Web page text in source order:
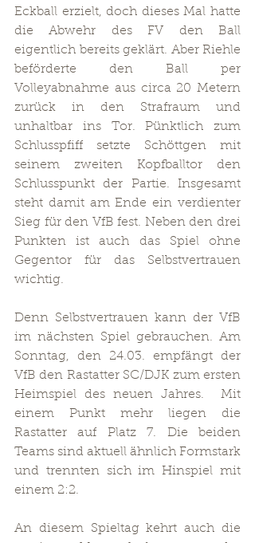
Eckball erzielt, doch dieses Mal hatte
die Abwehr des FV den Ball
eigentlich bereits geklärt. Aber Riehle
beförderte den Ball per
Volleyabnahme aus circa 20 Metern
zurück in den Strafraum und
unhaltbar ins Tor. Pünktlich zum
Schlusspfiff setzte Schöttgen mit
seinem zweiten Kopfballtor den
Schlusspunkt der Partie. Insgesamt
steht damit am Ende ein verdienter
Sieg für den VfB fest. Neben den drei
Punkten ist auch das Spiel ohne
Gegentor für das Selbstvertrauen
wichtig.
Denn Selbstvertrauen kann der VfB
im nächsten Spiel gebrauchen. Am
Sonntag, den 24.03. empfängt der
VfB den Rastatter SC/DJK zum ersten
Heimspiel des neuen Jahres.  Mit
einem Punkt mehr liegen die
Rastatter auf Platz 7. Die beiden
Teams sind aktuell ähnlich Formstark
und trennten sich im Hinspiel mit
einem 2:2.
An diesem Spieltag kehrt auch die